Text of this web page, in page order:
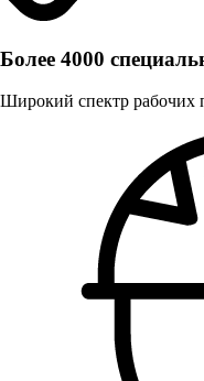
Более 4000
Широкий спектр рабочих